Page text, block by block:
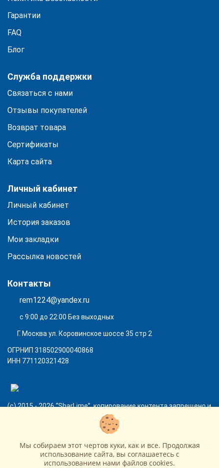
Гарантии
FAQ
Блог
Служба поддержки
Связаться с нами
Отзывы покупателей
Возврат товара
Сертификаты
Карта сайта
Личный кабинет
Личный кабинет
История заказов
Мои закладки
Рассылка новостей
Контакты
rem1224@yandex.ru
с 9:00 до 22:00 Без выходных
Г. Москва ул. Коровинское шоссе 35 стр 2
ОГРНИП 318502900040868
ИНН 771120321428
(с) 2015 - 2026 “SharLime”, копирование контента запрещено и
Мы собираем этот чертов куки, как и все. Продолжая
использование сайта, вы соглашаетесь c
использованием нами файлов cookies.